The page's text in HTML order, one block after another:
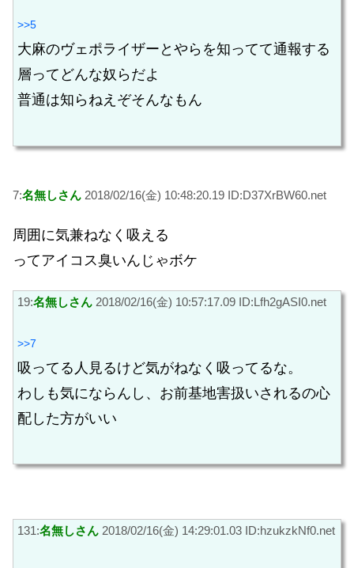
>>5
大麻のヴェポライザーとやらを知ってて通報する
層ってどんな奴らだよ
普通は知らねえぞそんなもん
7:名無しさん 2018/02/16(金) 10:48:20.19 ID:D37XrBW60.net
周囲に気兼ねなく吸える
ってアイコス臭いんじゃボケ
19:名無しさん 2018/02/16(金) 10:57:17.09 ID:Lfh2gASI0.net
>>7
吸ってる人見るけど気がねなく吸ってるな。
わしも気にならんし、お前基地害扱いされるの心
配した方がいい
131:名無しさん 2018/02/16(金) 14:29:01.03 ID:hzukzkNf0.net